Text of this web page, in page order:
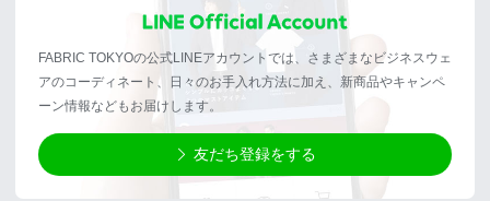
FABRIC TOKYOの公式LINEアカウントでは、さまざまなビジネスウェ
アのコーディネート、日々のお手入れ方法に加え、新商品やキャンペ
ーン情報などもお届けします。
友だち登録をする